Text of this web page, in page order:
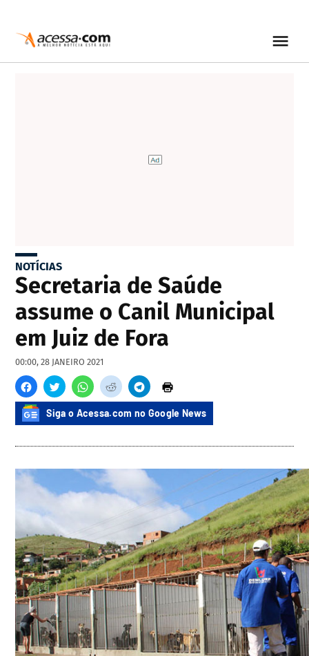
NOTÍCIAS
Secretaria de Saúde
assume o Canil Municipal
em Juiz de Fora
00:00, 28 JANEIRO 2021
Siga o Acessa.com no Google News